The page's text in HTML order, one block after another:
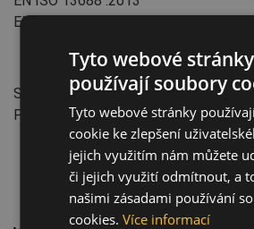
EN ISO 13688
Vlastnosti:
Střih: Relax
Průmysl: přeprava a skladování
Údržba:
Tyto webové stránky
používají soubory
Tyto webové stránky
cookie ke zlepšení
jejich využitím nám můžete
či jejich využití odmítnout, a
našimi zásadami používání
cookies. Více informací